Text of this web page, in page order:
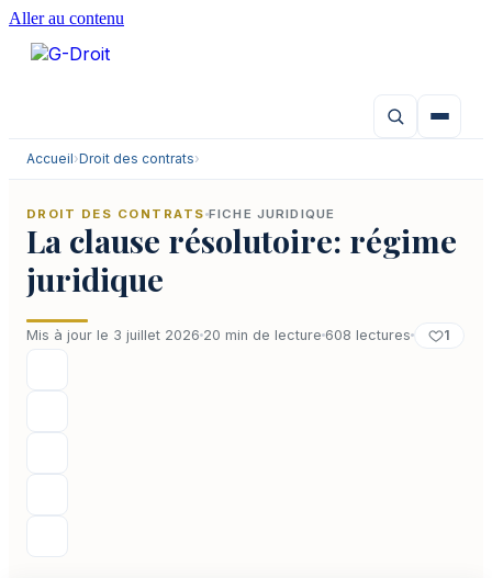
Aller au contenu
Accueil›Droit des contrats›
DROIT DES CONTRATS FICHE JURIDIQUE
La clause résolutoire: régime
juridique
Mis à jour le 3 juillet 2026 20 min de lecture 608 lectures 1